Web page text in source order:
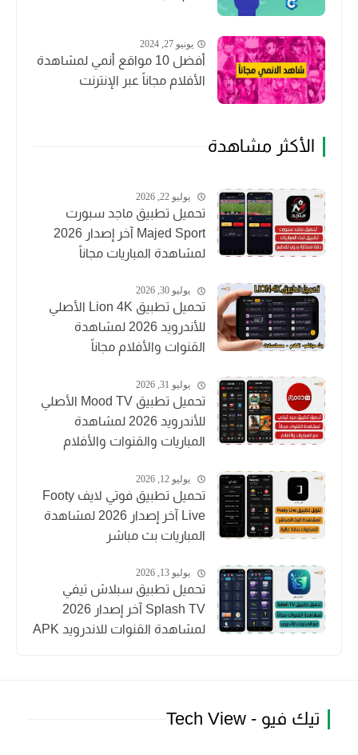
يونيو 27, 2024
أفضل 10 مواقع أنمي لمشاهدة
الأفلام مجاناً عبر الإنترنت
الأكثر مشاهدة
يوليو 22, 2026
تحميل تطبيق ماجد سبورت
Majed Sport آخر إصدار 2026
لمشاهدة المباريات مجاناً
يوليو 30, 2026
تحميل تطبيق Lion 4K الأصلي
للأندرويد 2026 لمشاهدة
القنوات والأفلام مجاناً
يوليو 31, 2026
تحميل تطبيق Mood TV الأصلي
للأندرويد 2026 لمشاهدة
المباريات والقنوات والأفلام
يوليو 12, 2026
تحميل تطبيق فوتي لايف Footy
Live آخر إصدار 2026 لمشاهدة
المباريات بث مباشر
يوليو 13, 2026
تحميل تطبيق سبلاش تيفي
Splash TV آخر إصدار 2026
لمشاهدة القنوات للاندرويد APK
تيك فيو - Tech View